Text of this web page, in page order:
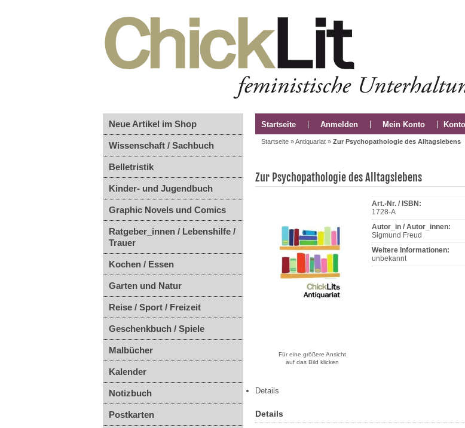
Neue Artikel im Shop
Wissenschaft / Sachbuch
Belletristik
Kinder- und Jugendbuch
Graphic Novels und Comics
Ratgeber_innen / Lebenshilfe /
Trauer
Kochen / Essen
Garten und Natur
Reise / Sport / Freizeit
Geschenkbuch / Spiele
Malbücher
Kalender
Notizbuch
Postkarten
Startseite Anmelden Mein Konto
Startseite »Antiquariat » Zur Psychopathologie des Alltagslebens
Zur Psychopathologie des Alltagslebens
Für eine größere Ansicht
auf das Bild klicken
Art.-Nr. / ISBN:
1728-A
Autor_in / Autor_innen:
Sigmund Freud
Weitere Informationen:
unbekannt
Details
Details